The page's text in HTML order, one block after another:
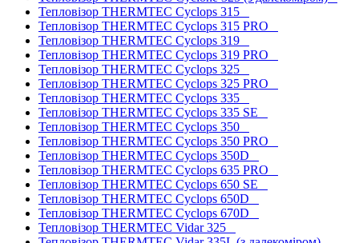
Тепловізор THERMTEC Cyclops 315
Тепловізор THERMTEC Cyclops 315 PRO
Тепловізор THERMTEC Cyclops 319
Тепловізор THERMTEC Cyclops 319 PRO
Тепловізор THERMTEC Cyclops 325
Тепловізор THERMTEC Cyclops 325 PRO
Тепловізор THERMTEC Cyclops 335
Тепловізор THERMTEC Cyclops 335 SE
Тепловізор THERMTEC Cyclops 350
Тепловізор THERMTEC Cyclops 350 PRO
Тепловізор THERMTEC Cyclops 350D
Тепловізор THERMTEC Cyclops 635 PRO
Тепловізор THERMTEC Cyclops 650 SE
Тепловізор THERMTEC Cyclops 650D
Тепловізор THERMTEC Cyclops 670D
Тепловізор THERMTEC Vidar 325